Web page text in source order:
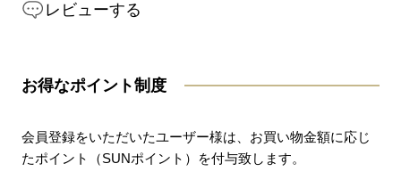
レビューする
お得なポイント制度
会員登録をいただいたユーザー様は、お買い物金額に応じ
たポイント（SUNポイント）を付与致します。